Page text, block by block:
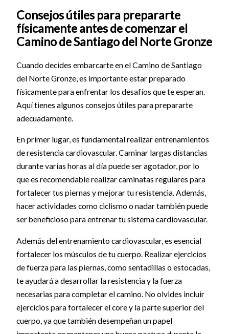
Consejos útiles para prepararte
físicamente antes de comenzar el
Camino de Santiago del Norte Gronze
Cuando decides embarcarte en el Camino de Santiago
del Norte Gronze, es importante estar preparado
físicamente para enfrentar los desafíos que te esperan.
Aquí tienes algunos consejos útiles para prepararte
adecuadamente.
En primer lugar, es fundamental realizar entrenamientos
de resistencia cardiovascular. Caminar largas distancias
durante varias horas al día puede ser agotador, por lo
que es recomendable realizar caminatas regulares para
fortalecer tus piernas y mejorar tu resistencia. Además,
hacer actividades como ciclismo o nadar también puede
ser beneficioso para entrenar tu sistema cardiovascular.
Además del entrenamiento cardiovascular, es esencial
fortalecer los músculos de tu cuerpo. Realizar ejercicios
de fuerza para las piernas, como sentadillas o estocadas,
te ayudará a desarrollar la resistencia y la fuerza
necesarias para completar el camino. No olvides incluir
ejercicios para fortalecer el core y la parte superior del
cuerpo, ya que también desempeñan un papel